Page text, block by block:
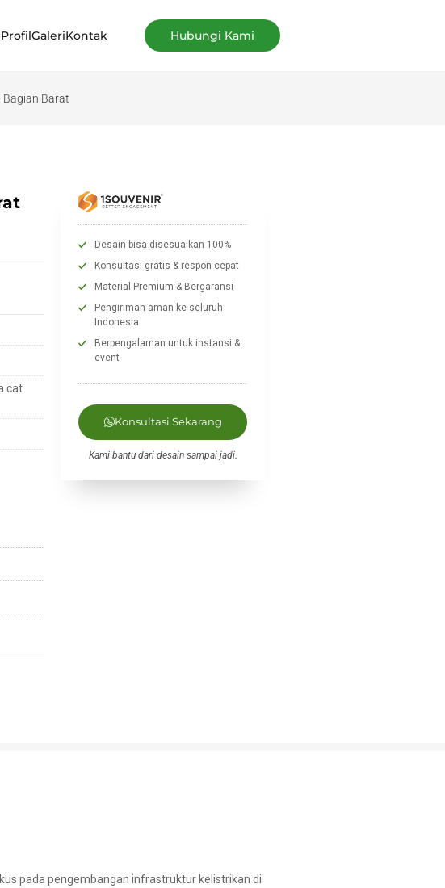
ProfilGaleriKontak Hubungi Kami
Bagian Barat
cat
Desain bisa disesuaikan 100%
Konsultasi gratis & respon cepat
Material Premium & Bergaransi
Pengiriman aman ke seluruh
Indonesia
Berpengalaman untuk instansi &
event
Konsultasi Sekarang
Kami bantu dari desain sampai jadi.
pada pengembangan infrastruktur kelistrikan di